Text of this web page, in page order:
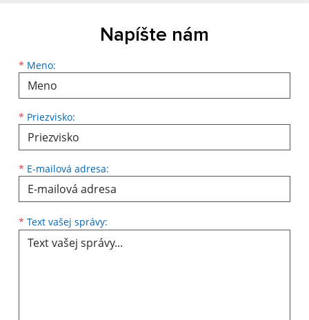
Napíšte nám
* Meno:
Meno
* Priezvisko:
Priezvisko
* E-mailová adresa:
E-mailová adresa
* Text vašej správy: